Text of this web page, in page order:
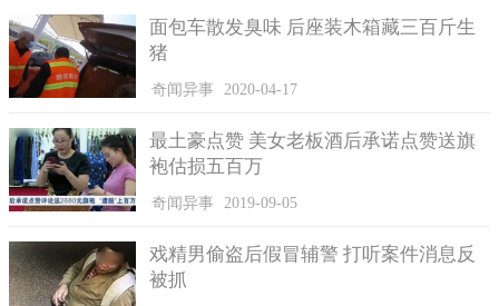
面包车散发臭味 后座装木箱藏三百斤生
猪
奇闻异事 2020-04-17
最土豪点赞 美女老板酒后承诺点赞送旗
袍估损五百万
奇闻异事 2019-09-05
戏精男偷盗后假冒辅警 打听案件消息反
被抓